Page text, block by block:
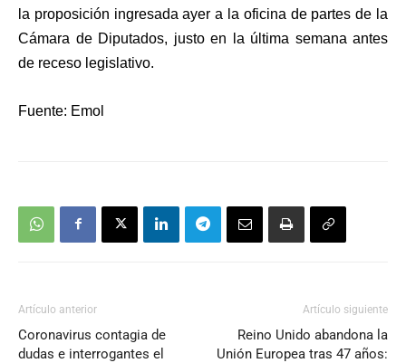
la proposición ingresada ayer a la oficina de partes de la
Cámara de Diputados, justo en la última semana antes
de receso legislativo.
Fuente: Emol
Artículo anterior
Coronavirus contagia de
dudas e interrogantes el
Artículo siguiente
Reino Unido abandona la
Unión Europea tras 47 años: